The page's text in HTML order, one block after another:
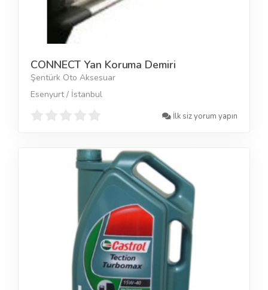
CONNECT Yan Koruma Demiri
Şentürk Oto Aksesuar
Esenyurt / İstanbul
İlk siz yorum yapın